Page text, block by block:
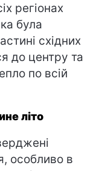
регіонах
була
східних
до центру та
по всій
літо
особливо в